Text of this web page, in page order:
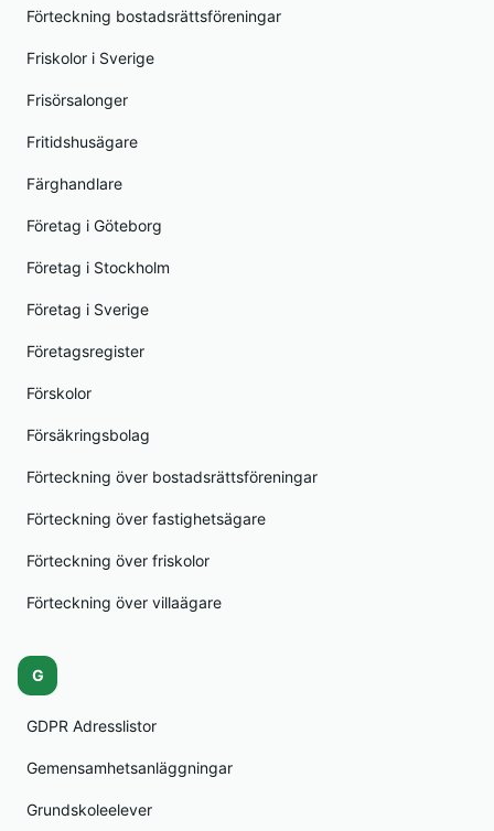
Förteckning bostadsrättsföreningar
Friskolor i Sverige
Frisörsalonger
Fritidshusägare
Färghandlare
Företag i Göteborg
Företag i Stockholm
Företag i Sverige
Företagsregister
Förskolor
Försäkringsbolag
Förteckning över bostadsrättsföreningar
Förteckning över fastighetsägare
Förteckning över friskolor
Förteckning över villaägare
G
GDPR Adresslistor
Gemensamhetsanläggningar
Grundskoleelever